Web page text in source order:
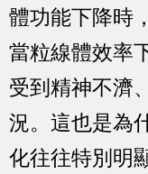
體功能下降時
當粒線體效率
受到精神不濟
況。這也是為
化往往特別明